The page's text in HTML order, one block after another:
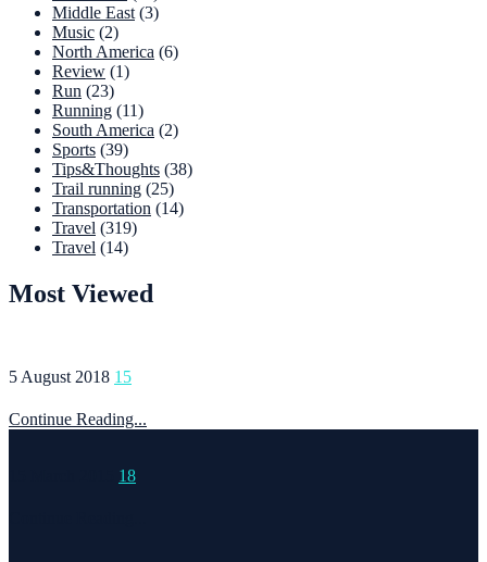
Middle East (3)
Music (2)
North America (6)
Review (1)
Run (23)
Running (11)
South America (2)
Sports (39)
Tips&Thoughts (38)
Trail running (25)
Transportation (14)
Travel (319)
Travel (14)
Most Viewed
5 August 2018 15
Continue Reading...
18